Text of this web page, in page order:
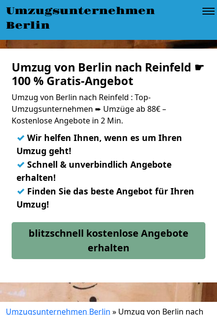
Umzugsunternehmen
Berlin
Umzug von Berlin nach Reinfeld ☛
100 % Gratis-Angebot
Umzug von Berlin nach Reinfeld : Top-
Umzugsunternehmen ➨ Umzüge ab 88€ –
Kostenlose Angebote in 2 Min.
✓ Wir helfen Ihnen, wenn es um Ihren
Umzug geht!
✓ Schnell & unverbindlich Angebote
erhalten!
✓ Finden Sie das beste Angebot für Ihren
Umzug!
blitzschnell kostenlose Angebote
erhalten
Umzugsunternehmen Berlin » Umzug von Berlin nach